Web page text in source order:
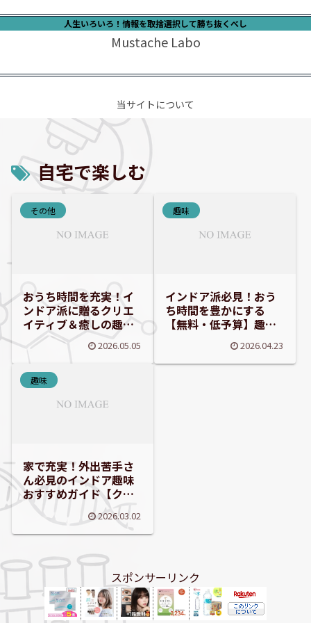
人生いろいろ！情報を取捨選択して勝ち抜くべし
Mustache Labo
当サイトについて
自宅で楽しむ
その他
おうち時間を充実！イ
ンドア派に贈るクリエ
イティブ＆癒しの趣味
10選
2026.05.05
趣味
インドア派必見！おう
ち時間を豊かにする
【無料・低予算】趣味
10選とその魅力 2026.04.23
趣味
家で充実！外出苦手さ
ん必見のインドア趣味
おすすめガイド【クリ
エイティブから癒しま
で】
2026.03.02
スポンサーリンク